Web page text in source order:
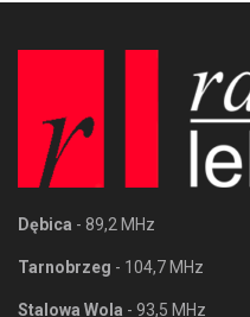
Dębica - 89,2 MHz
Tarnobrzeg - 104,7 MHz
Stalowa Wola - 93,5 MHz